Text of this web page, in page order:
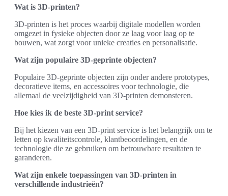
Wat is 3D-printen?
3D-printen is het proces waarbij digitale modellen worden
omgezet in fysieke objecten door ze laag voor laag op te
bouwen, wat zorgt voor unieke creaties en personalisatie.
Wat zijn populaire 3D-geprinte objecten?
Populaire 3D-geprinte objecten zijn onder andere prototypes,
decoratieve items, en accessoires voor technologie, die
allemaal de veelzijdigheid van 3D-printen demonsteren.
Hoe kies ik de beste 3D-print service?
Bij het kiezen van een 3D-print service is het belangrijk om te
letten op kwaliteitscontrole, klantbeoordelingen, en de
technologie die ze gebruiken om betrouwbare resultaten te
garanderen.
Wat zijn enkele toepassingen van 3D-printen in
verschillende industrieën?